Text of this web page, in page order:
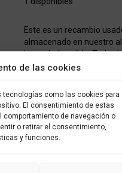
de las cookies
como las cookies para
El consentimiento de estas
de navegación o
o retirar el consentimiento,
y funciones.
Este es un recambio
almacenado en nuestro
brevedad posible. Todos
sido verificados y
COMPRAR
KYMCO